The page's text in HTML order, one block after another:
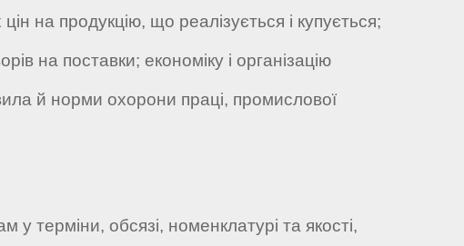
на продукцію, що реалізується і купується;
на поставки; економіку і організацію
й норми охорони праці, промислової
у терміни, обсязі, номенклатурі та якості,